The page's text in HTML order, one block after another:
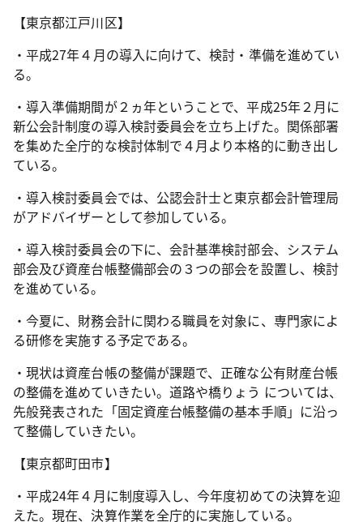
【東京都江戸川区】
・平成27年４月の導入に向けて、検討・準備を進めてい
る。
・導入準備期間が２ヵ年ということで、平成25年２月に
新公会計制度の導入検討委員会を立ち上げた。関係部署
を集めた全庁的な検討体制で４月より本格的に動き出し
ている。
・導入検討委員会では、公認会計士と東京都会計管理局
がアドバイザーとして参加している。
・導入検討委員会の下に、会計基準検討部会、システム
部会及び資産台帳整備部会の３つの部会を設置し、検討
を進めている。
・今夏に、財務会計に関わる職員を対象に、専門家によ
る研修を実施する予定である。
・現状は資産台帳の整備が課題で、正確な公有財産台帳
の整備を進めていきたい。道路や橋りょう については、
先般発表された「固定資産台帳整備の基本手順」に沿っ
て整備していきたい。
【東京都町田市】
・平成24年４月に制度導入し、今年度初めての決算を迎
えた。現在、決算作業を全庁的に実施している。